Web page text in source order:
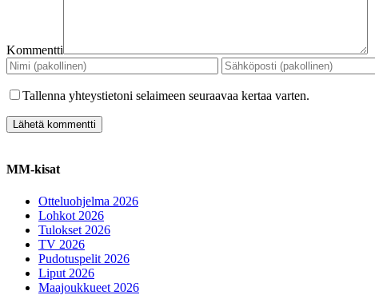
Kommentti
Tallenna yhteystietoni selaimeen seuraavaa kertaa varten.
MM-kisat
Otteluohjelma 2026
Lohkot 2026
Tulokset 2026
TV 2026
Pudotuspelit 2026
Liput 2026
Maajoukkueet 2026